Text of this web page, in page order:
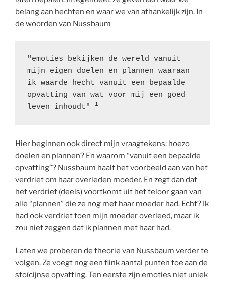
belang aan hechten en waar we van afhankelijk zijn. In
de woorden van Nussbaum
"emoties bekijken de wereld vanuit
mijn eigen doelen en plannen waaraan
ik waarde hecht vanuit een bepaalde
opvatting van wat voor mij een goed
leven inhoudt"
1
Hier beginnen ook direct mijn vraagtekens: hoezo
doelen en plannen? En waarom “vanuit een bepaalde
opvatting”? Nussbaum haalt het voorbeeld aan van het
verdriet om haar overleden moeder. En zegt dan dat
het verdriet (deels) voortkomt uit het teloor gaan van
alle “plannen” die ze nog met haar moeder had. Echt? Ik
had ook verdriet toen mijn moeder overleed, maar ik
zou niet zeggen dat ik plannen met haar had.
Laten we proberen de theorie van Nussbaum verder te
volgen. Ze voegt nog een flink aantal punten toe aan de
stoïcijnse opvatting. Ten eerste zijn emoties niet uniek